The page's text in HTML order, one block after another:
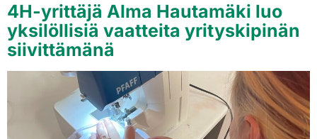
4H-yrittäjä Alma Hautamäki luo
yksilöllisiä vaatteita yrityskipinän
siivittämänä